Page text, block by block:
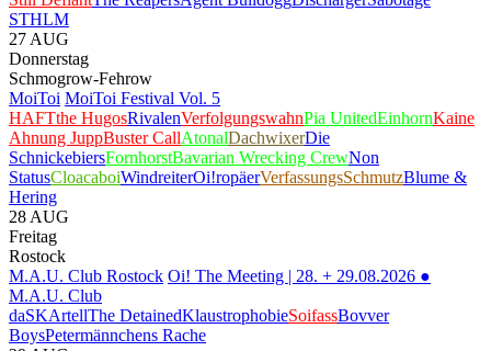
STHLM
27 AUG
Donnerstag
Schmogrow-Fehrow
MoiToi MoiToi Festival Vol. 5
HAFTthe HugosRivalenVerfolgungswahnPia UnitedEinhornKaine
Ahnung JuppBuster CallAtonalDachwixerDie
SchnickebiersFornhorstBavarian Wrecking CrewNon
StatusCloacaboiWindreiterOi!ropäerVerfassungsSchmutzBlume &
Hering
28 AUG
Freitag
Rostock
M.A.U. Club Rostock Oi! The Meeting | 28. + 29.08.2026 ●
M.A.U. Club
daSKArtellThe DetainedKlaustrophobieSoifassBovver
BoysPetermännchens Rache